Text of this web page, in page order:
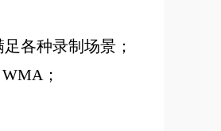
各种录制场景；
；